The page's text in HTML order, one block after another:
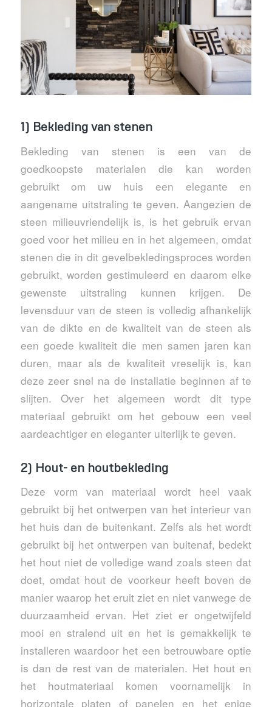
1) Bekleding van stenen
Bekleding van stenen is een van de
goedkoopste materialen die kan worden
gebruikt om uw huis een elegante en
aangename uitstraling te geven. Aangezien de
steen milieuvriendelijk is, is het gebruik ervan
goed voor het milieu en in het algemeen, omdat
stenen die in dit gevelbekledingsproces worden
gebruikt, worden gestimuleerd en daarom elke
gewenste uitstraling kunnen krijgen. De
levensduur van de steen is volledig afhankelijk
van de dikte en de kwaliteit van de steen als
een goede kwaliteit die men samen jaren kan
duren, maar als de kwaliteit vreselijk is, kan
deze zeer snel na de installatie beginnen af ​​te
slijten. Over het algemeen wordt dit type
materiaal gebruikt om het gebouw een veel
aardeachtiger en eleganter uiterlijk te geven.
2) Hout- en houtbekleding
Deze vorm van materiaal wordt heel vaak
gebruikt bij het ontwerpen van het interieur van
het huis dan de buitenkant. Zelfs als het wordt
gebruikt bij het ontwerpen van buitenaf, bedekt
het hout niet de volledige wand zoals steen dat
doet, omdat hout de voorkeur heeft boven de
manier waarop het eruit ziet en niet vanwege de
duurzaamheid ervan. Het ziet er ongetwijfeld
mooi en stralend uit en het is gemakkelijk te
installeren waardoor het een betrouwbare optie
is dan de rest van de materialen. Het hout en
het houtmateriaal komen voornamelijk in
horizontale platen of panelen en het enige